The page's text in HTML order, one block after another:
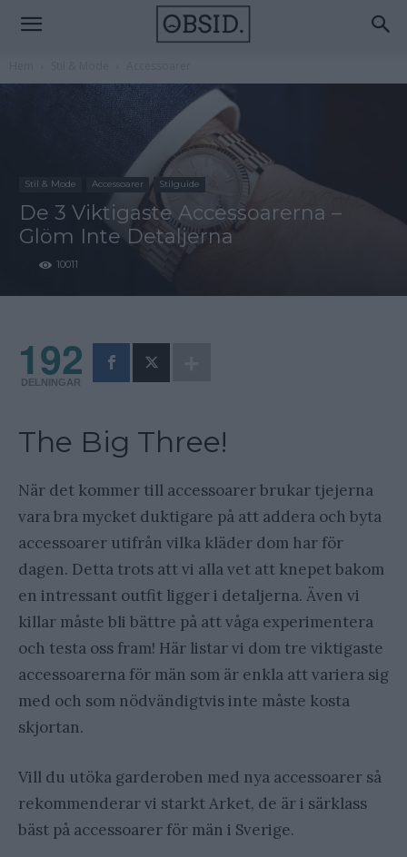
Stil & Mode Accessoarer Stilguide
De 3 Viktigaste Accessoarerna –
Glöm Inte Detaljerna
10011
192
DELNINGAR
The Big Three!
När det kommer till accessoarer brukar tjejerna
vara bra mycket duktigare på att addera och byta
accessoarer utifrån vilka kläder dom har för
dagen. Detta trots att vi alla vet att knepet bakom
en intressant outfit ligger i detaljerna. Även vi
killar måste bli bättre på att våga experimentera
och testa oss fram! Här listar vi dom tre viktigaste
accessoarerna för män som är enkla att variera sig
med och som nödvändigtvis inte måste kosta
skjortan.
Vill du utöka garderoben med nya accessoarer så
rekommenderar vi starkt Arket, de är i särklass
bäst på accessoarer för män i Sverige.